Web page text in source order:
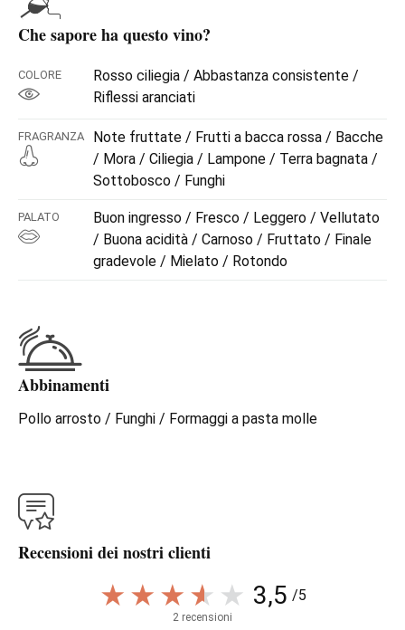
Che sapore ha questo vino?
COLORE
Rosso ciliegia / Abbastanza consistente /
Riflessi aranciati
FRAGRANZA
Note fruttate / Frutti a bacca rossa / Bacche
/ Mora / Ciliegia / Lampone / Terra bagnata /
Sottobosco / Funghi
PALATO
Buon ingresso / Fresco / Leggero / Vellutato
/ Buona acidità / Carnoso / Fruttato / Finale
gradevole / Mielato / Rotondo
Abbinamenti
Pollo arrosto / Funghi / Formaggi a pasta molle
Recensioni dei nostri clienti
3,5 /5
2 recensioni